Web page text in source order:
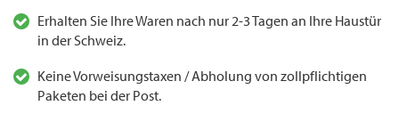
Erhalten Sie Ihre Waren nach nur 2-3 Tagen an Ihre Haustür
in der Schweiz.
Keine Vorweisungstaxen / Abholung von zollpflichtigen
Paketen bei der Post.